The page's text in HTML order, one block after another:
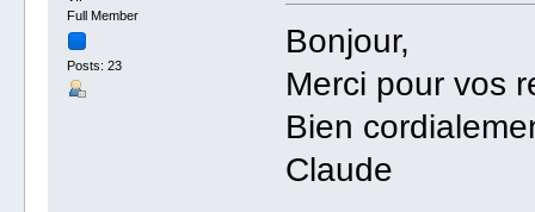
Full Member
Posts: 23
Bonjour,
Merci pour vos
Bien
Claude